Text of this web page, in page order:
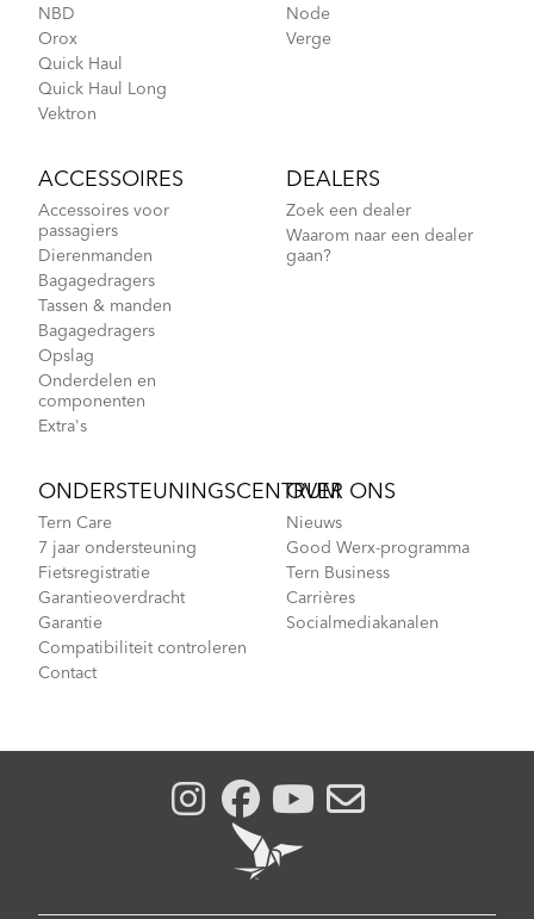
NBD
Orox
Quick Haul
Quick Haul Long
Vektron
Node
Verge
ACCESSOIRES
Accessoires voor
passagiers
Dierenmanden
Bagagedragers
Tassen & manden
Bagagedragers
Opslag
Onderdelen en
componenten
Extra's
DEALERS
Zoek een dealer
Waarom naar een dealer
gaan?
ONDERSTEUNINGSCENTRUM
Tern Care
7 jaar ondersteuning
Fietsregistratie
Garantieoverdracht
Garantie
Compatibiliteit controleren
Contact
OVER ONS
Nieuws
Good Werx-programma
Tern Business
Carrières
Socialmediakanalen